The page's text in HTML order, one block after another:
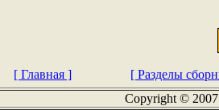
[ Главная ]
[ Разделы
Copyright ©